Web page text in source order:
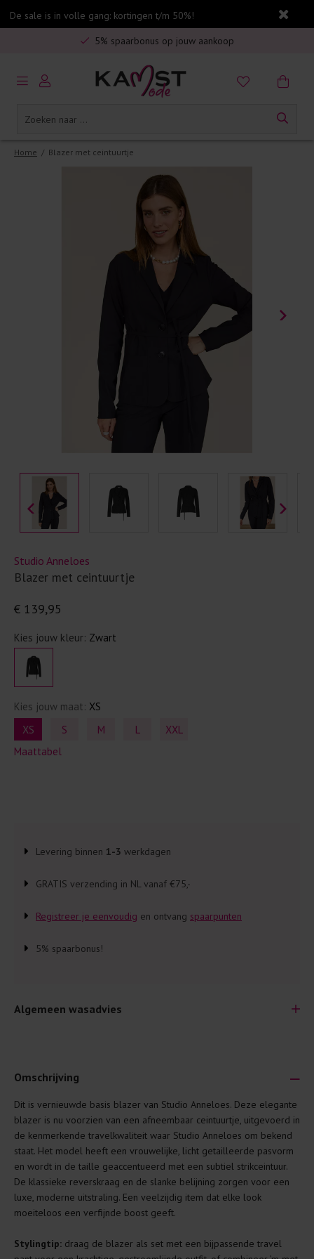
De sale is in volle gang: kortingen t/m 50%!
Veilig online betalen
5% spaarbonus op jouw aankoop
Gratis verzending in Nederland vanaf €75,-
Home / Blazer met ceintuurtje
Studio Anneloes
Blazer met ceintuurtje
€ 139,95
Kies jouw kleur: Zwart
Kies jouw maat: XS
XS
S M L
XXL
Maattabel
Levering binnen 1-3 werkdagen
GRATIS verzending in NL vanaf €75,-
Registreer je eenvoudig en ontvang spaarpunten
5% spaarbonus!
Algemeen wasadvies
Je wilt natuurlijk lang plezier hebben van je nieuwe kleding.
Daarom geven wij een aantal algemene was-tips:
Lees altijd eerst even het was-etiket.
Was kleding binnenste buiten. Dat beschermt de
buitenkant.
Wees zuinig met wasmiddel. Per kledingstuk is een drupje
Was zo koud mogelijk. Op 20 of 30 graden wassen is vaak
Omschrijving
Dit is vernieuwde basis blazer van Studio Anneloes. Deze elegante
blazer is nu voorzien van een afneembaar ceintuurtje, uitgevoerd in
de kenmerkende travelkwaliteit waar Studio Anneloes om bekend
staat. Het model heeft een vrouwelijke, licht getailleerde pasvorm
en wordt in de taille geaccentueerd met een subtiel strikceintuur.
De klassieke reverskraag en de slanke belijning zorgen voor een
luxe, moderne uitstraling. Een veelzijdig item dat elke look
moeiteloos een verfijnde boost geeft.
Stylingtip: draag de blazer als set met een bijpassende travel